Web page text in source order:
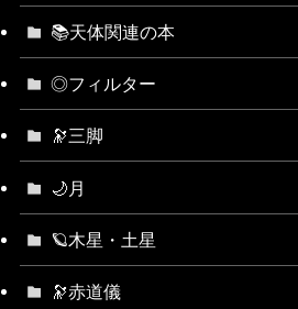
📚天体関連の本
◎フィルター
🔭三脚
🌙月
🪐木星・土星
🔭赤道儀